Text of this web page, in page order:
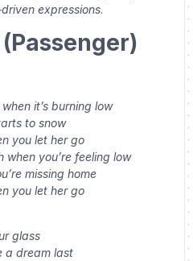
expressions.
it’s burning low
to snow
you let her go
when you’re feeling low
missing home
you let her go
glass
a dream last